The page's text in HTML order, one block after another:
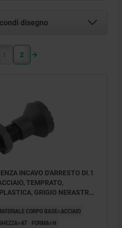
disegno
1 2
INCAVO D'ARRESTO DI.1
TEMPRATO,
GRIGIO NERASTRO
CORPO BASE=ACCIAIO
FORMA=H